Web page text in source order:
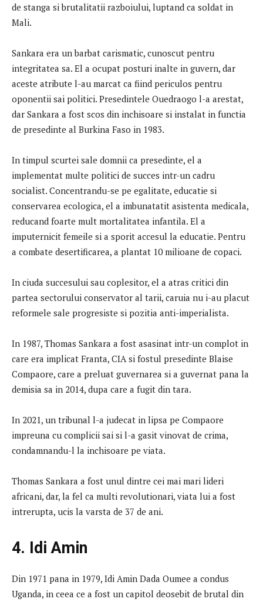
de stanga si brutalitatii razboiului, luptand ca soldat in
Mali.
Sankara era un barbat carismatic, cunoscut pentru
integritatea sa. El a ocupat posturi inalte in guvern, dar
aceste atribute l-au marcat ca fiind periculos pentru
oponentii sai politici. Presedintele Ouedraogo l-a arestat,
dar Sankara a fost scos din inchisoare si instalat in functia
de presedinte al Burkina Faso in 1983.
In timpul scurtei sale domnii ca presedinte, el a
implementat multe politici de succes intr-un cadru
socialist. Concentrandu-se pe egalitate, educatie si
conservarea ecologica, el a imbunatatit asistenta medicala,
reducand foarte mult mortalitatea infantila. El a
imputernicit femeile si a sporit accesul la educatie. Pentru
a combate desertificarea, a plantat 10 milioane de copaci.
In ciuda succesului sau coplesitor, el a atras critici din
partea sectorului conservator al tarii, caruia nu i-au placut
reformele sale progresiste si pozitia anti-imperialista.
In 1987, Thomas Sankara a fost asasinat intr-un complot in
care era implicat Franta, CIA si fostul presedinte Blaise
Compaore, care a preluat guvernarea si a guvernat pana la
demisia sa in 2014, dupa care a fugit din tara.
In 2021, un tribunal l-a judecat in lipsa pe Compaore
impreuna cu complicii sai si l-a gasit vinovat de crima,
condamnandu-l la inchisoare pe viata.
Thomas Sankara a fost unul dintre cei mai mari lideri
africani, dar, la fel ca multi revolutionari, viata lui a fost
intrerupta, ucis la varsta de 37 de ani.
4. Idi Amin
Din 1971 pana in 1979, Idi Amin Dada Oumee a condus
Uganda, in ceea ce a fost un capitol deosebit de brutal din